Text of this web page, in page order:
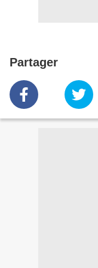
Partager